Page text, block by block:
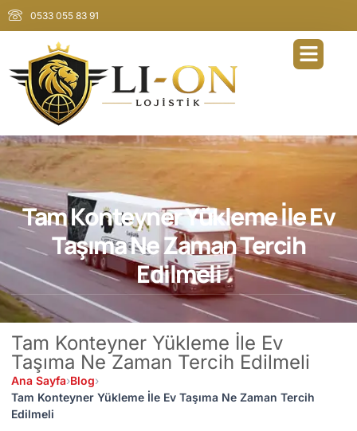
0533 055 83 91
Tam Konteyner Yükleme İle Ev
Taşıma Ne Zaman Tercih
Edilmeli
Tam Konteyner Yükleme İle Ev
Taşıma Ne Zaman Tercih Edilmeli
Ana Sayfa›Blog›
Tam Konteyner Yükleme İle Ev Taşıma Ne Zaman Tercih
Edilmeli